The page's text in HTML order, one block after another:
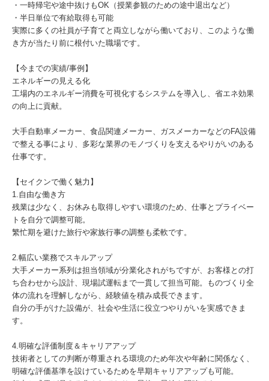
・一時帰宅や途中抜けもOK（授業参観のための途中退出など）
・半日単位で有給取得も可能
実際に多くの社員が子育てと両立しながら働いており、このような働
き方が当たり前に根付いた職場です。
【今までの実績/事例】
エネルギーの見える化
工場内のエネルギー消費を可視化するシステムを導入し、省エネ効果
の向上に貢献。
大手自動車メーカー、食品関連メーカー、ガスメーカーなどのFA設備
で整える事により、多彩な業界のモノづくりを支えるやりがいのある
仕事です。
【セイクンで働く魅力】
1.自由な働き方
残業は少なく、お休みも取得しやすい環境のため、仕事とプライベー
トを自分で調整可能。
繁忙期を避けた旅行や家族行事の調整も柔軟です。
2.幅広い業務でスキルアップ
大手メーカー系列は担当領域が分業化されがちですが、お客様との打
ち合わせから設計、現場試運転まで一貫して担当可能。ものづくり全
体の流れを理解しながら、経験値を積み成長できます。
自分の手がけた設備が、社会や生活に役立つやりがいを実感できま
す。
4.明確な評価制度＆キャリアアップ
技術者としての判断が尊重される環境のため年次や年齢に関係なく、
明確な評価基準を設けているためを早期キャリアアップも可能。